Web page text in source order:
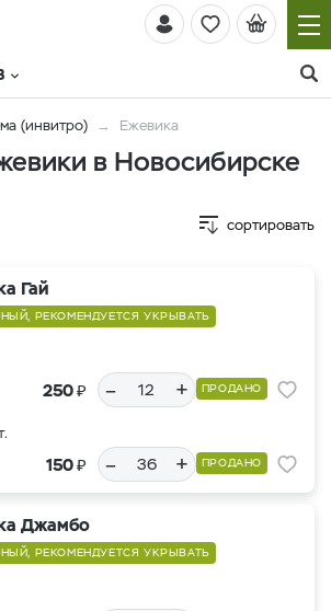
(инвитро) Ежевика
в Новосибирске
сортировать
Гай
РЕКОМЕНДУЕТСЯ УКРЫВАТЬ
250₽ – + ПРОДАНО
150₽ – + ПРОДАНО
Джамбо
РЕКОМЕНДУЕТСЯ УКРЫВАТЬ